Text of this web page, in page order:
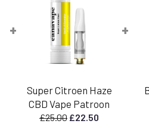
+
Super Citroen Haze
CBD Vape Patroon
£25.00 Oorspronkelijke
£22.50
+